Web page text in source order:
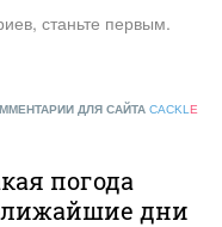
станьте первым.
ДЛЯ САЙТА CACKL E
погода
дни